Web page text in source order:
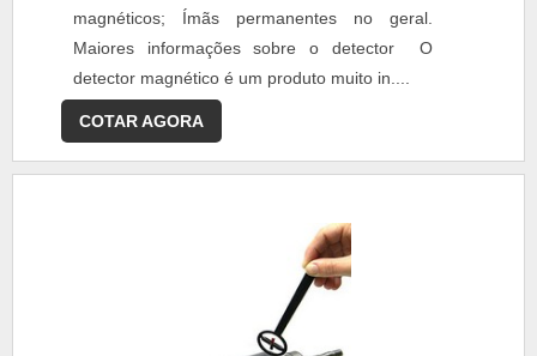
magnéticos; Ímãs permanentes no geral.
Maiores informações sobre o detector O
detector magnético é um produto muito in....
COTAR AGORA